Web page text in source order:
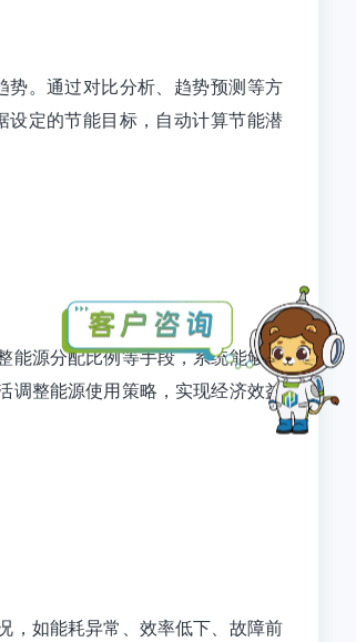
。通过对比分析、趋势预测等方
定的节能目标，自动计算节能潜
能源分配比例等手段，系统能够确
调整能源使用策略，实现经济效益
，如能耗异常、效率低下、故障前